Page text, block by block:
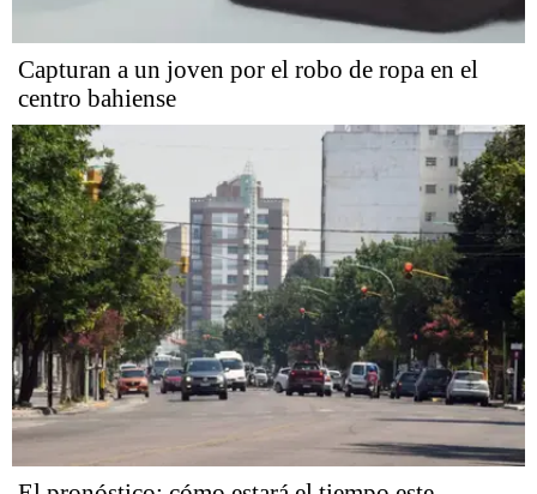
Capturan a un joven por el robo de ropa en el
centro bahiense